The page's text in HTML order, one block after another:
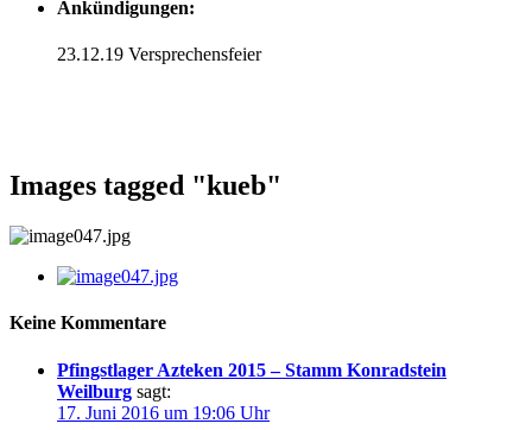
Ankündigungen:
23.12.19 Versprechensfeier
Images tagged "kueb"
Keine Kommentare
Pfingstlager Azteken 2015 – Stamm Konradstein
Weilburg sagt:
17. Juni 2016 um 19:06 Uhr